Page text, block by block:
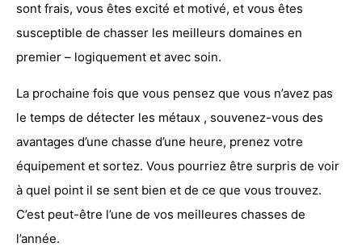
sont frais, vous êtes excité et motivé, et vous êtes
susceptible de chasser les meilleurs domaines en
premier – logiquement et avec soin.
La prochaine fois que vous pensez que vous n’avez pas
le temps de détecter les métaux , souvenez-vous des
avantages d’une chasse d’une heure, prenez votre
équipement et sortez. Vous pourriez être surpris de voir
à quel point il se sent bien et de ce que vous trouvez.
C’est peut-être l’une de vos meilleures chasses de
l’année.